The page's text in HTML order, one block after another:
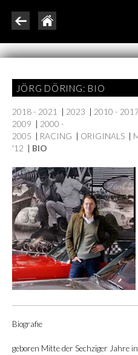
JÖRG DÖRING: BIO
2018 - 2021 2023 2010 -
2009
2000 -
2005
RACING ORIGINALS
'12
BIO
Biografie
geboren Mitte der Sechziger Jahre